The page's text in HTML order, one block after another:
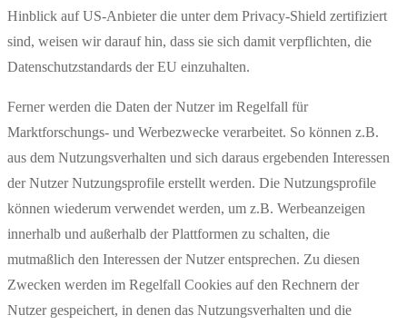
Hinblick auf US-Anbieter die unter dem Privacy-Shield zertifiziert
sind, weisen wir darauf hin, dass sie sich damit verpflichten, die
Datenschutzstandards der EU einzuhalten.
Ferner werden die Daten der Nutzer im Regelfall für
Marktforschungs- und Werbezwecke verarbeitet. So können z.B.
aus dem Nutzungsverhalten und sich daraus ergebenden Interessen
der Nutzer Nutzungsprofile erstellt werden. Die Nutzungsprofile
können wiederum verwendet werden, um z.B. Werbeanzeigen
innerhalb und außerhalb der Plattformen zu schalten, die
mutmaßlich den Interessen der Nutzer entsprechen. Zu diesen
Zwecken werden im Regelfall Cookies auf den Rechnern der
Nutzer gespeichert, in denen das Nutzungsverhalten und die